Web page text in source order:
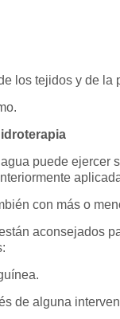
los tejidos y de la
puede ejercer
con más o
aconsejados
de alguna